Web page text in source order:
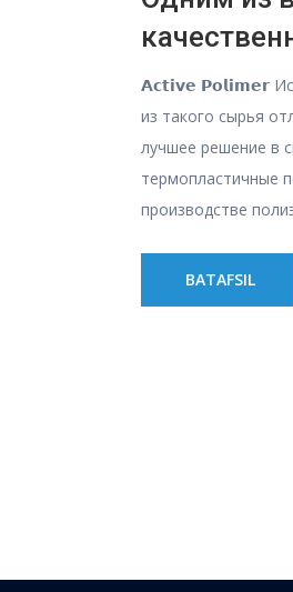
𝗔𝗰𝘁𝗶𝘃𝗲 𝗣𝗼𝗹𝗶𝗺𝗲𝗿
из такого сырья
лучшее решение в
термопластичные
производстве
BATAFSIL